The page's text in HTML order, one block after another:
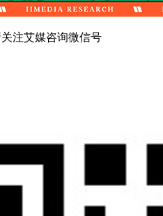
注艾媒咨询微信号